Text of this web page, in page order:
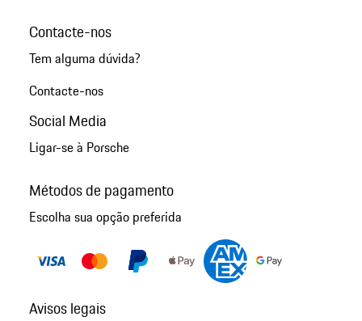
Contacte-nos
Tem alguma dúvida?
Contacte-nos
Social Media
Ligar-se à Porsche
Métodos de pagamento
Escolha sua opção preferida
Avisos legais